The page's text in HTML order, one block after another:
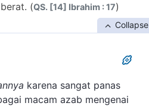
(QS. [14] Ibrahim : 17)
Collapse
karena sangat panas
macam azab mengenai